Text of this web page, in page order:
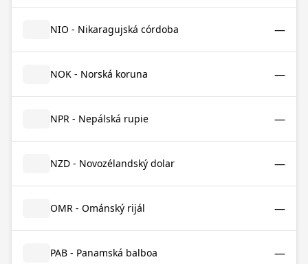
NIO - Nikaragujská córdoba —
NOK - Norská koruna —
NPR - Nepálská rupie —
NZD - Novozélandský dolar —
OMR - Ománský rijál —
PAB - Panamská balboa —